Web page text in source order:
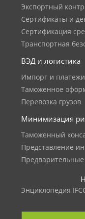
Экспортный
Сертификаты и
Сертификация
Транспортная
ВЭД и логистика
Импорт и
Таможенное
Перевозка грузов
Минимизация
Таможенный
Представление
Энциклопедия